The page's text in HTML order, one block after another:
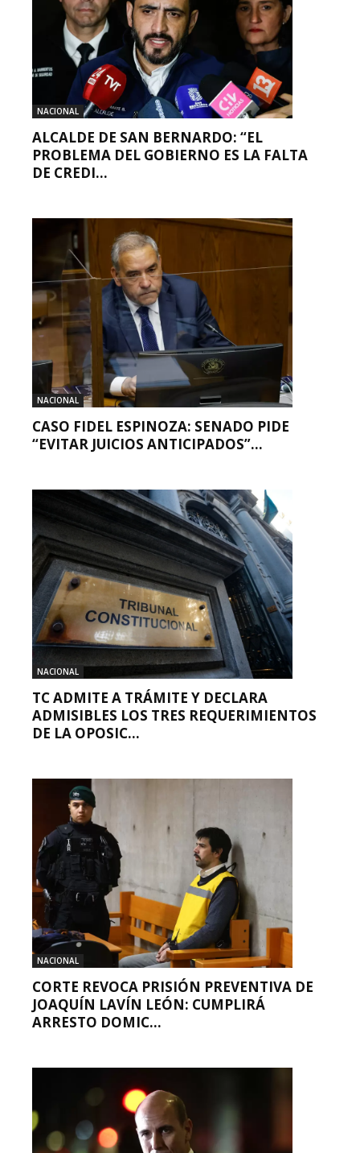
NACIONAL
ALCALDE DE SAN BERNARDO: “EL
PROBLEMA DEL GOBIERNO ES LA FALTA
DE CREDI...
NACIONAL
CASO FIDEL ESPINOZA: SENADO PIDE
“EVITAR JUICIOS ANTICIPADOS”...
NACIONAL
TC ADMITE A TRÁMITE Y DECLARA
ADMISIBLES LOS TRES REQUERIMIENTOS
DE LA OPOSIC...
NACIONAL
CORTE REVOCA PRISIÓN PREVENTIVA DE
JOAQUÍN LAVÍN LEÓN: CUMPLIRÁ
ARRESTO DOMIC...